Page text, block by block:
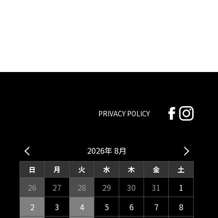
PRIVACY POLICY
2026年 8月
日 月 火 水 木 金 土
26 27 28 29 30 31
1
2
3 4 5 6 7 8